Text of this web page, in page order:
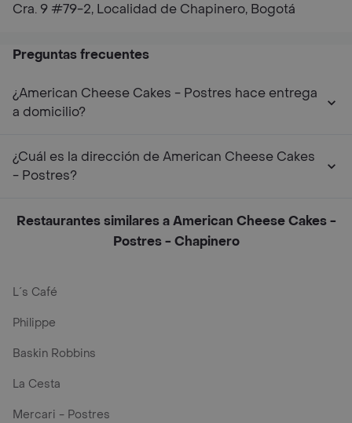
Cra. 9 #79-2, Localidad de Chapinero, Bogotá
Preguntas frecuentes
¿American Cheese Cakes - Postres hace entrega
a domicilio?
¿Cuál es la dirección de American Cheese Cakes
- Postres?
Restaurantes similares a American Cheese Cakes -
Postres - Chapinero
L´s Café
Philippe
Baskin Robbins
La Cesta
Mercari - Postres